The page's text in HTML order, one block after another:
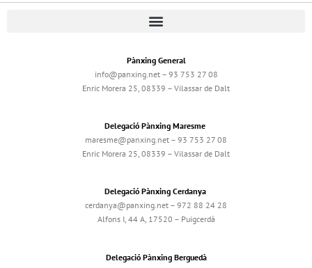
Pànxing General
info@panxing.net – 93 753 27 08
Enric Morera 25, 08339 – Vilassar de Dalt
Delegació Pànxing Maresme
maresme@panxing.net – 93 753 27 08
Enric Morera 25, 08339 – Vilassar de Dalt
Delegació Pànxing Cerdanya
cerdanya@panxing.net – 972 88 24 28
Alfons I, 44 A, 17520 – Puigcerdà
Delegació Pànxing Berguedà